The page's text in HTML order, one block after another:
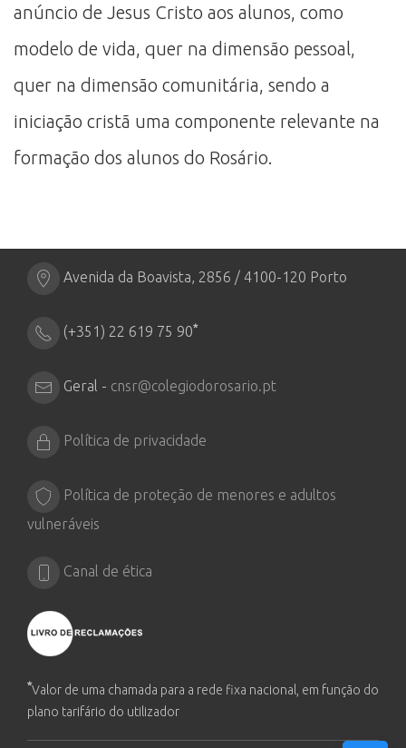
anúncio de Jesus Cristo aos alunos, como
modelo de vida, quer na dimensão pessoal,
quer na dimensão comunitária, sendo a
iniciação cristã uma componente relevante na
formação dos alunos do Rosário.
Avenida da Boavista, 2856 / 4100-120 Porto
(+351) 22 619 75 90*
Geral - cnsr@colegiodorosario.pt
Política de privacidade
Política de proteção de menores e adultos
vulneráveis
Canal de ética
*Valor de uma chamada para a rede fixa nacional, em função do
plano tarifário do utilizador